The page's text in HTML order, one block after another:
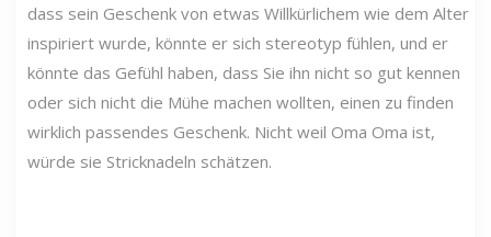
dass sein Geschenk von etwas Willkürlichem wie dem Alter
inspiriert wurde, könnte er sich stereotyp fühlen, und er
könnte das Gefühl haben, dass Sie ihn nicht so gut kennen
oder sich nicht die Mühe machen wollten, einen zu finden
wirklich passendes Geschenk. Nicht weil Oma Oma ist,
würde sie Stricknadeln schätzen.